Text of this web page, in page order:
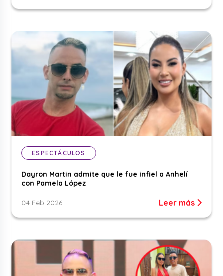
ESPECTÁCULOS
Dayron Martin admite que le fue infiel a Anhelí
con Pamela López
04 Feb 2026 Leer más